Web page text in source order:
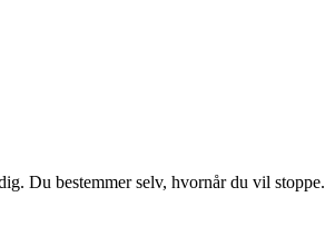
Du bestemmer selv, hvornår du vil stoppe.